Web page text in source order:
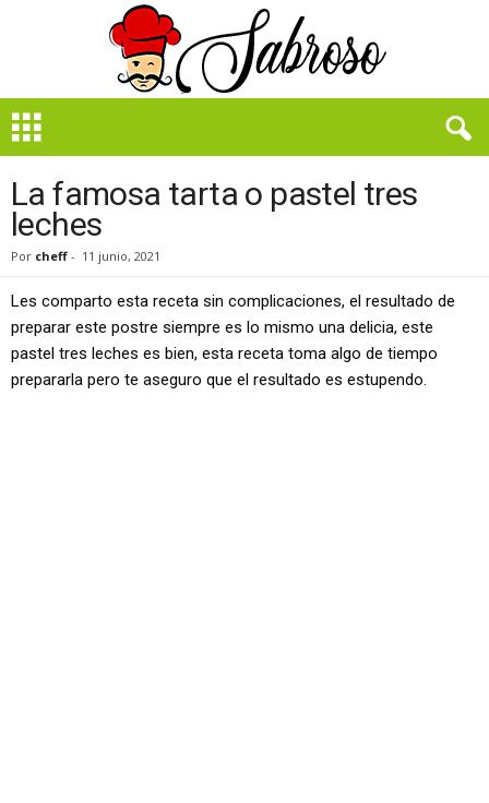
e
La famosa tarta o pastel tres
leches
Por cheff - 11 junio, 2021
Les comparto esta receta sin complicaciones, el resultado de
preparar este postre siempre es lo mismo una delicia, este
pastel tres leches es bien, esta receta toma algo de tiempo
prepararla pero te aseguro que el resultado es estupendo.